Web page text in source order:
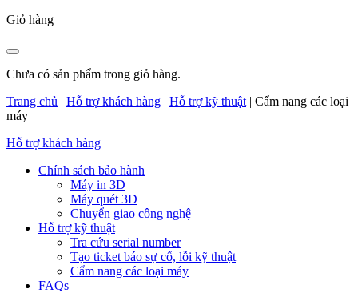
Giỏ hàng
Chưa có sản phẩm trong giỏ hàng.
Trang chủ | Hỗ trợ khách hàng | Hỗ trợ kỹ thuật | Cẩm nang các loại
máy
Hỗ trợ khách hàng
Chính sách bảo hành
Máy in 3D
Máy quét 3D
Chuyển giao công nghệ
Hỗ trợ kỹ thuật
Tra cứu serial number
Tạo ticket báo sự cố, lỗi kỹ thuật
Cẩm nang các loại máy
FAQs